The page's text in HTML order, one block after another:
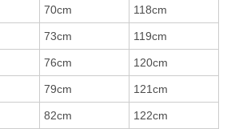
70cm 118cm
73cm 119cm
76cm 120cm
79cm 121cm
82cm 122cm